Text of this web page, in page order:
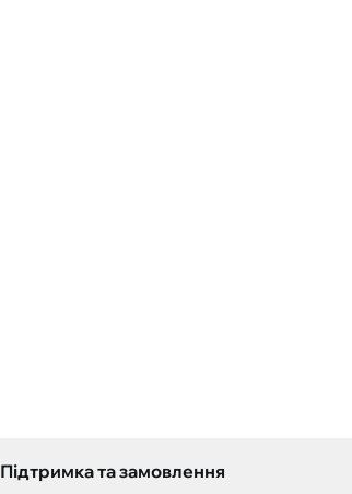
Підтримка та замовлення